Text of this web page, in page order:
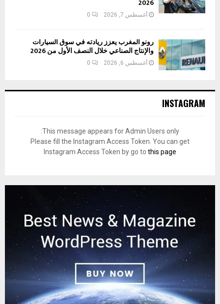
2026
أغسطس 7, 2026 0
رونو المغرب يعزز ريادته في سوق السيارات
والإنتاج الصناعي خلال النصف الأول من 2026
أغسطس 6, 2026 0
INSTAGRAM
This message appears for Admin Users only:
Please fill the Instagram Access Token. You can get
Instagram Access Token by go to this page